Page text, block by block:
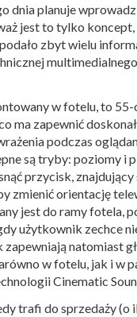
dnia planuje
jest to tylko
zbyt wielu
w fotelu, to
ma zapewnić
podczas
są tryby: poziomy i
przycisk,
zmienić orientację
jest do ramy fotela,
użytkownik zechce
zapewniają natomiast
w fotelu, jak i w
Cinematic
trafi do sprzedaży (o